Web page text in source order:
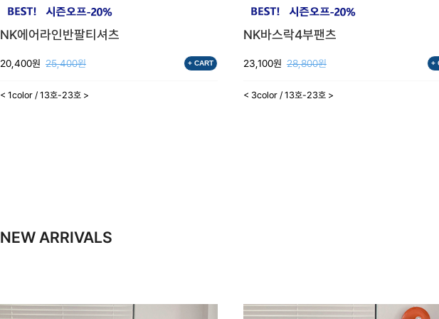
NK에어라인반팔티셔츠
20,400원 25,400원 + CART
< 1color / 13호-23호 >
NK바스락4부팬츠
23,100원 28,800원 +
< 3color / 13호-23호 >
NEW ARRIVALS